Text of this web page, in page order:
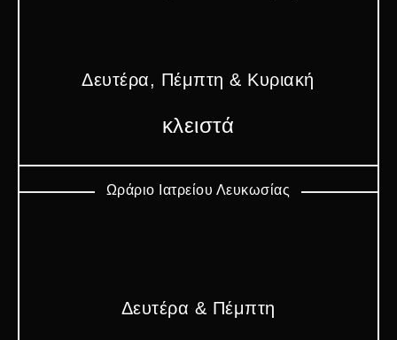
Δευτέρα, Πέμπτη & Κυριακή
κλειστά
Ωράριο Ιατρείου Λευκωσίας
Δευτέρα & Πέμπτη